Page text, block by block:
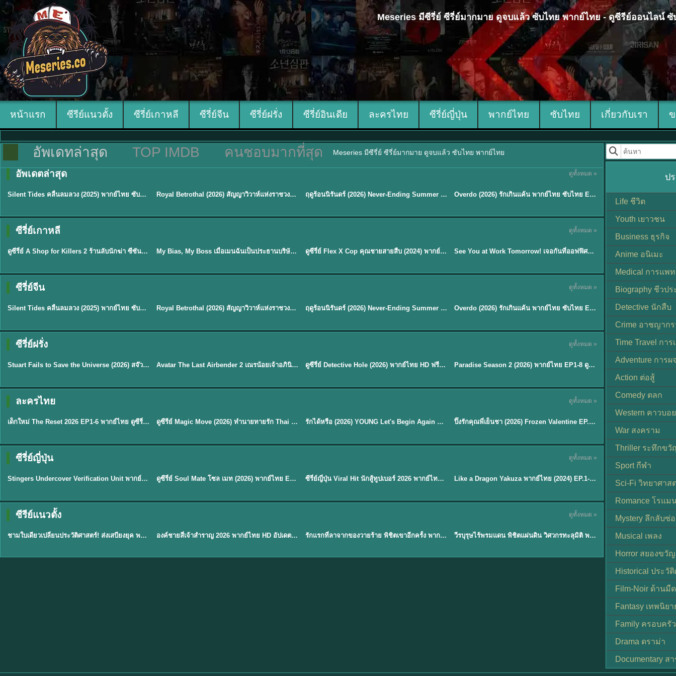
Meseries มีซีรี่ย์ ซีรี่ย์มากมาย ดูจบแล้ว ซับไทย พากย์ไทย - ดูซีรีย์ออนไลน์
หน้าแรก ซีรีย์แนวตั้ง ซีรี่ย์เกาหลี ซีรี่ย์จีน ซีรี่ย์ฝรั่ง ซีรี่ย์อินเดีย ละครไทย ซีรี่ย์ญี่ปุ่น พากย์ไทย ซับไทย เกี่ยวกับเรา
อัพเดทล่าสุด TOP IMDB คนชอบมากที่สุด Meseries มีซีรี่ย์ ซีรี่ย์มากมาย ดูจบแล้ว ซับไทย พากย์ไทย
อัพเดตล่าสุด ดูทั้งหมด »
★9.5
พากย์ไทย
Silent Tides คลื่นลมลวง (2025) พากย์ไทย ซับไทย EP.1-31 ★9 Royal Betrothal (2026) สัญญาวิวาห์แห่งราชวงศ์ พากย์ไทย ซับไทย EP1-32 ★8.8 ฤดูร้อนนิรันดร์ (2026) Never-Ending Summer พากย์ไทย EP.1-29 Overdo (2026) รักเกินแค้น พากย์ไทย ซับไทย EP1-33 (จบ)
ซีรี่ย์เกาหลี ดูทั้งหมด »
★8 EP.16
พากย์ไทย
ดูซีรี่ย์ A Shop for Killers 2 ร้านลับนักฆ่า ซีซัน 2 (2026) ซับไทย-พากย์ไทย My Bias, My Boss เมื่อเมนฉันเป็นประธานบริษัท (2026) พากย์ไทย ซับไทย EP.1-12 ★8 EP.16ดูซีรี่ย์ Flex X Cop คุณชายสายสืบ (2024) พากย์ไทย-ซับไทย EP.1-16 (จบ) ★9 EP.8See You at Work Tomorrow! เจอกันที่ออฟฟิศพรุ่งนี้นะ พากย์ไทย
ซีรี่ย์จีน ดูทั้งหมด »
★9.5
พากย์ไทย
Silent Tides คลื่นลมลวง (2025) พากย์ไทย ซับไทย EP.1-31 ★9 Royal Betrothal (2026) สัญญาวิวาห์แห่งราชวงศ์ พากย์ไทย ซับไทย EP1-32 ★8.8 ฤดูร้อนนิรันดร์ (2026) Never-Ending Summer พากย์ไทย EP.1-29 Overdo (2026) รักเกินแค้น พากย์ไทย ซับไทย EP1-33 (จบ)
ซีรี่ย์ฝรั่ง ดูทั้งหมด »
★8.8 EP.2
พากย์ไทย
Stuart Fails to Save the Universe (2026) สจ๊วตล่มแผนกู้จักรวาล พากย์ไทย EP1-10 ★7.8 EP.7Avatar The Last Airbender 2 เณรน้อยเจ้าอภินิหาร พากย์ไทย EP.9ดูซีรี่ย์ Detective Hole (2026) พากย์ไทย HD ฟรี อัปเดตล่าสุด Netflix EP.8Paradise Season 2 (2026) พากย์ไทย EP1-8 ดูซีรี่ย์ฝรั่ง HD ครบทุกตอน
ละครไทย ดูทั้งหมด »
★ 8 EP.6
พากย์ไทย
เด็กใหม่ The Reset 2026 EP1-6 พากย์ไทย ดูซีรี่ย์ Netflix ล่าสุด HD ดูซีรีย์ Magic Move (2026) ทำนายทายรัก Thai EP.1-10 HD รักได้หรือ (2026) YOUNG Let's Begin Again พากย์ไทย EP.1-19 ★8 ปิ๊งรักคุณพี่เย็นชา (2026) Frozen Valentine EP.1-10 (จบ)
ซีรี่ย์ญี่ปุ่น ดูทั้งหมด »
EP.11
พากย์ไทย
Stingers Undercover Verification Unit พากย์ไทย EP1-11 HD ฟรี ★8 EP.8ดูซีรี่ย์ Soul Mate โซล เมท (2026) พากย์ไทย EP.1-8 (จบ) ★7.9 EP.6ซีรี่ย์ญี่ปุ่น Viral Hit นักสู้ทูปเบอร์ 2026 พากย์ไทย EP.1-6 ★7 EP.6Like a Dragon Yakuza พากย์ไทย (2024) EP.1-6 (จบ)
ซีรีย์แนวตั้ง ดูทั้งหมด »
EP.1
พากย์ไทย
ชามใบเดียวเปลี่ยนประวัติศาสตร์! ส่งเสบียงยุค พากย์ไทย EP.1องค์ชายสี่เจ้าสำราญ 2026 พากย์ไทย HD อัปเดตล่าสุด ดูออนไลน์ EP.1รักแรกที่ลาจากของวายร้าย พิชิตเขาอีกครั้ง พากย์ไทย EP.1วีรบุรุษไร้พรมแดน พิชิตแผ่นดิน วิศวกรทะลุมิติ พลิกแผ่นดิน
ป
Life ชีวิต
Youth เยาวชน
Business ธุรกิจ
Anime อนิเมะ
Medical การแพ
Biography ชีวปร
Detective นักสืบ
Crime อาชญาก
Time Travel กา
Adventure การ
Action ต่อสู้
Comedy ตลก
Western คาวบอ
War สงคราม
Thriller ระทึกขวั
Sport กีฬา
Sci-Fi วิทยาศาส
Romance โรแม
Mystery ลึกลับซ่
Musical เพลง
Horror สยองขวัญ
Historical ประวั
Film-Noir ด้านมื
Fantasy เทพนิยา
Family ครอบครัว
Drama ดราม่า
Documentary ส